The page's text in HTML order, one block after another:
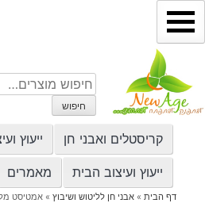
דילוג
לתוכן
חיפוש
עבור:
חיפוש
קריסטלים ואבני חן ייעוץ
ייעוץ ועיצוב הבית מאמרים
דף הבית» אבני חן לליטוש ושיבוץ» אמטיסט